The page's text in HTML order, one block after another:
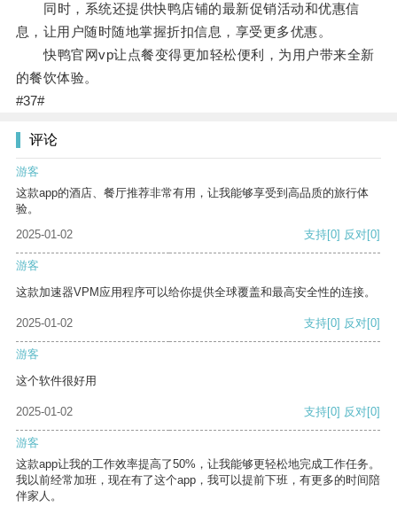
同时，系统还提供快鸭店铺的最新促销活动和优惠信
息，让用户随时随地掌握折扣信息，享受更多优惠。
快鸭官网vp让点餐变得更加轻松便利，为用户带来全新
的餐饮体验。
#37#
评论
游客
这款app的酒店、餐厅推荐非常有用，让我能够享受到高品质的旅行体
验。
2025-01-02
支持[0] 反对[0]
游客
这款加速器VPM应用程序可以给你提供全球覆盖和最高安全性的连接。
2025-01-02 支持[0] 反对[0]
游客
这个软件很好用
2025-01-02 支持[0] 反对[0]
游客
这款app让我的工作效率提高了50%，让我能够更轻松地完成工作任务。
我以前经常加班，现在有了这个app，我可以提前下班，有更多的时间陪
伴家人。